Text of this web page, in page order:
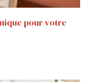
pour votre